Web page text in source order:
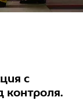
с
контроля.